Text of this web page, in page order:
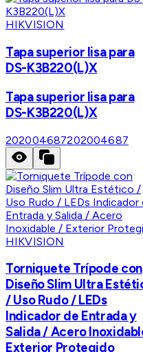
HIKVISION
Tapa superior lisa para
DS-K3B220(L)X
Tapa superior lisa para
DS-K3B220(L)X
202004687202004687
HIKVISION
Torniquete Trípode con
Diseño Slim Ultra
/ Uso Rudo / LEDs
Indicador de Entrada y
Salida / Acero
Exterior Protegido